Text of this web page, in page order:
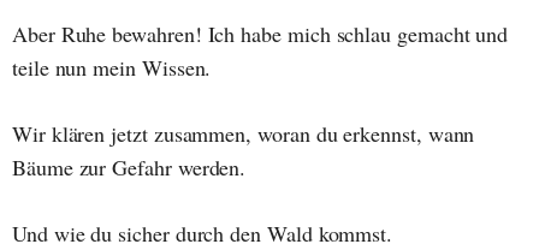
Aber Ruhe bewahren! Ich habe mich schlau gemacht und
teile nun mein Wissen.
Wir klären jetzt zusammen, woran du erkennst, wann
Bäume zur Gefahr werden.
Und wie du sicher durch den Wald kommst.